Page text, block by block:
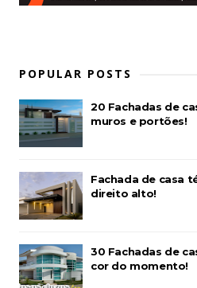
POPULAR POSTS
20 Fachadas de
muros e portões!
Fachada de casa
direito alto!
30 Fachadas de
cor do momento!